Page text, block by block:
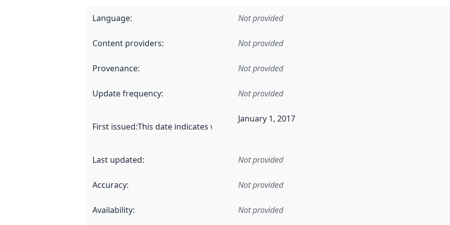
Language: Not provided
Content providers: Not provided
Provenance: Not provided
Update frequency: Not provided
First issued:This date indicates when the data in this dataset was first released. It may have
January 1, 2017
Last updated: Not provided
Accuracy: Not provided
Availability: Not provided